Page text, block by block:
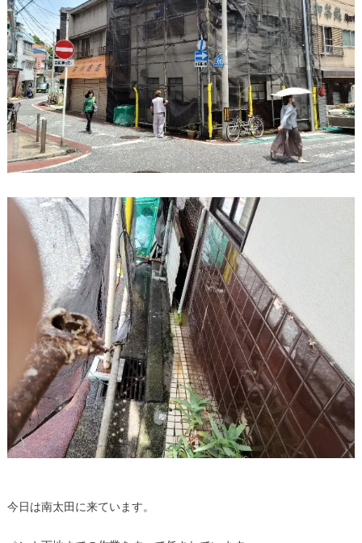
今日は南太田に来ています。